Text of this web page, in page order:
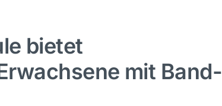
bietet
mit Band-